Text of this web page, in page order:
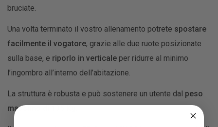
bruciate.
Una volta terminato il vostro allenamento potrete spostare
facilmente il vogatore, grazie alle due ruote posizionate
sulla base, e riporlo in verticale per ridurre al minimo
l’ingombro all’interno dell’abitazione.
La struttura è robusta e può sostenere un utente dal peso
massimo di 135 Kg.